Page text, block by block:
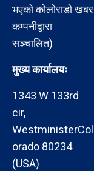
भएको कोलोराडो खबर
कम्पनीद्वारा
सञ्चालित)
मुख्य कार्यालयः
1343 W 133rd
cir,
WestministerCol
orado 80234
(USA)